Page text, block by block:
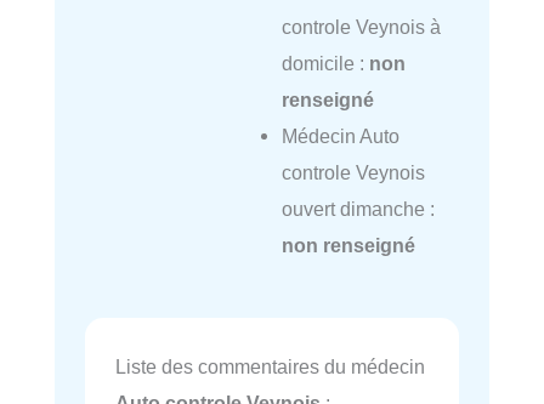
controle Veynois à
domicile : non
renseigné
Médecin Auto
controle Veynois
ouvert dimanche :
non renseigné
Liste des commentaires du médecin